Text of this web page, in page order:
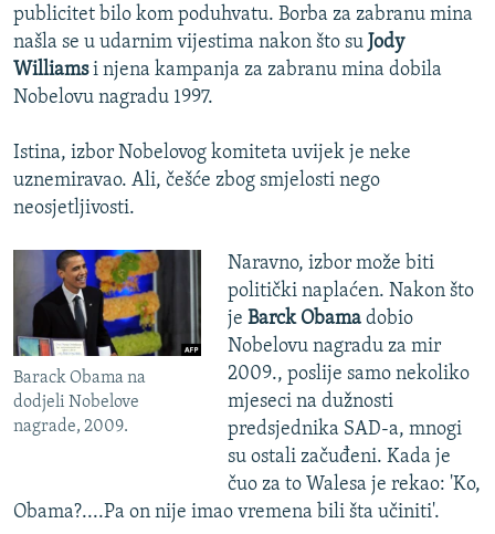
publicitet bilo kom poduhvatu. Borba za zabranu mina
našla se u udarnim vijestima nakon što su Jody
Williamsi njena kampanja za zabranu mina dobila
Nobelovu nagradu 1997.
Istina, izbor Nobelovog komiteta uvijek je neke
uznemiravao. Ali, češće zbog smjelosti nego
neosjetljivosti.
Barack Obama na
dodjeli Nobelove
nagrade, 2009.
Naravno, izbor može biti
politički naplaćen. Nakon što
je Barck Obama dobio
Nobelovu nagradu za mir
2009., poslije samo nekoliko
mjeseci na dužnosti
predsjednika SAD-a, mnogi
su ostali začuđeni. Kada je
čuo za to Walesa je rekao: 'Ko,
Obama?....Pa on nije imao vremena bili šta učiniti'.